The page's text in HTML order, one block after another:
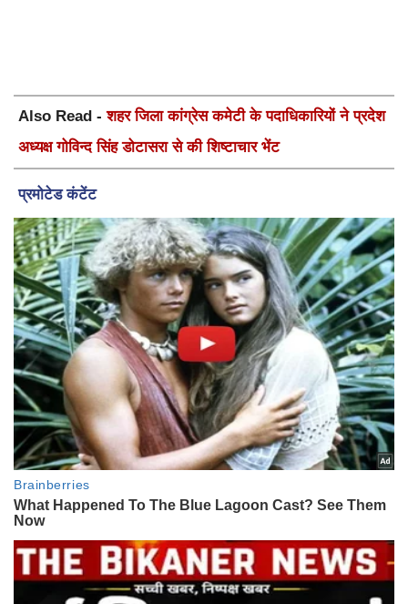
Also Read -शहर जिला कांग्रेस कमेटी के पदाधिकारियों ने प्रदेश
अध्यक्ष गोविन्द सिंह डोटासरा से की शिष्टाचार भेंट